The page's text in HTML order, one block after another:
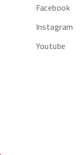
Facebook
Instagram
Youtube